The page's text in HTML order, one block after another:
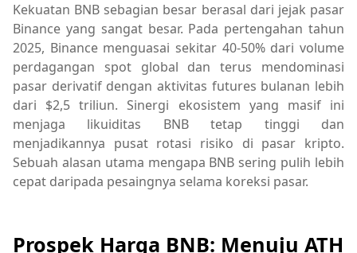
Kekuatan BNB sebagian besar berasal dari jejak pasar
Binance yang sangat besar. Pada pertengahan tahun
2025, Binance menguasai sekitar 40-50% dari volume
perdagangan spot global dan terus mendominasi
pasar derivatif dengan aktivitas futures bulanan lebih
dari $2,5 triliun. Sinergi ekosistem yang masif ini
menjaga likuiditas BNB tetap tinggi dan
menjadikannya pusat rotasi risiko di pasar kripto.
Sebuah alasan utama mengapa BNB sering pulih lebih
cepat daripada pesaingnya selama koreksi pasar.
Prospek Harga BNB: Menuju ATH